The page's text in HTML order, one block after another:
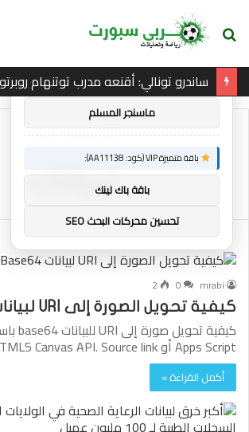
بحث
الرئيسية/لبيانات
لبيانات
mrabi
0
2
كيفية تحويل الصورة إلى URI لبيانات Base64
Apps Script أو HTML5 Canvas API. Source link
أكمل القراءة »
توصيات :
باقة متميزة VIP (كود: AA26790):
ماسنجر المسلم
باقة متميزة VIP (كود: AA11138):
باقة باك لينك
تحسين محركات البحث SEO